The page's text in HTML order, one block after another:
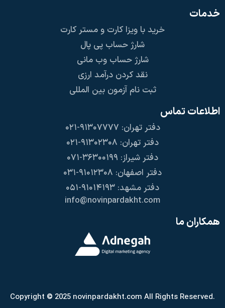
خدمات
خرید با ویزا کارت و مستر کارت
شارژ حساب پی پال
شارژ حساب وب مانی
نقد کردن درآمد ارزی
ثبت نام آزمون بین المللی
اطلاعات تماس
دفتر تهران: ۹۱۳۰۷۷۷۷-۰۲۱
دفتر تهران: ۹۱۳۰۲۳۰۸-۰۲۱
دفتر شیراز: ۳۶۳۰۰۱۹۹-۰۷۱
دفتر اصفهان: ۹۱۰۱۲۳۰۸-۰۳۱
دفتر مشهد: ۹۱۰۱۴۱۹۳-۰۵۱
info@novinpardakht.com
همکاران ما
Copyright © 2025 novinpardakht.com All Rights Reserved.